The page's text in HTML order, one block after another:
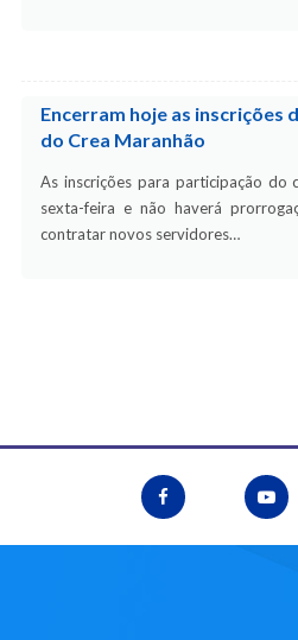
Encerram hoje as inscrições
do Crea Maranhão
As inscrições para participação do
sexta-feira e não haverá
contratar novos servidores…